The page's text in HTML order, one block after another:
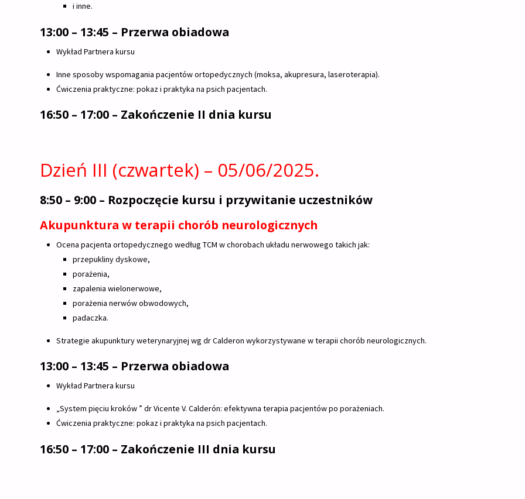
i inne.
13:00 – 13:45 – Przerwa obiadowa
Wykład Partnera kursu
Inne sposoby wspomagania pacjentów ortopedycznych (moksa, akupresura, laseroterapia).
Ćwiczenia praktyczne: pokaz i praktyka na psich pacjentach.
16:50 – 17:00 – Zakończenie II dnia kursu
Dzień III (czwartek) – 05/06/2025.
8:50 – 9:00 – Rozpoczęcie kursu i przywitanie uczestników
Akupunktura w terapii chorób neurologicznych
Ocena pacjenta ortopedycznego według TCM w chorobach układu nerwowego takich jak:
przepukliny dyskowe,
porażenia,
zapalenia wielonerwowe,
porażenia nerwów obwodowych,
padaczka.
Strategie akupunktury weterynaryjnej wg dr Calderon wykorzystywane w terapii chorób neurologicznych.
13:00 – 13:45 – Przerwa obiadowa
Wykład Partnera kursu
„System pięciu kroków ” dr Vicente V. Calderón: efektywna terapia pacjentów po porażeniach.
Ćwiczenia praktyczne: pokaz i praktyka na psich pacjentach.
16:50 – 17:00 – Zakończenie III dnia kursu